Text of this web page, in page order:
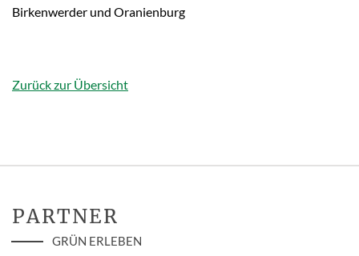
Birkenwerder und Oranienburg
Zurück zur Übersicht
PARTNER
GRÜN ERLEBEN